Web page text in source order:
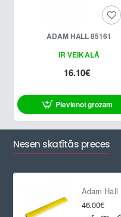
IR VEIKALĀ
ADAM HALL 85161
16.10€
Pievienot grozam
Nesen skatītās preces
46.00€